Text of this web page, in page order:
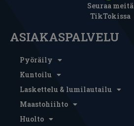
Seuraa meitä
TikTokissa
ASIAKASPALVELU
Pyöräily
Kuntoilu
Laskettelu & lumilautailu
Maastohiihto
Huolto